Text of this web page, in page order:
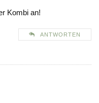
Kombi an!
ANTWORTEN